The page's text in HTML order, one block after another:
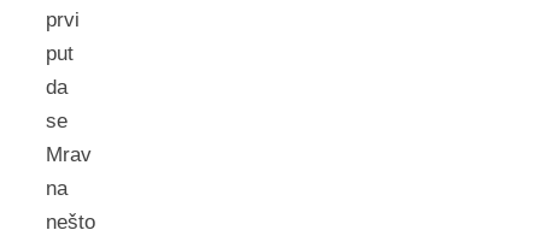
prvi
put
da
se
Mrav
na
nešto